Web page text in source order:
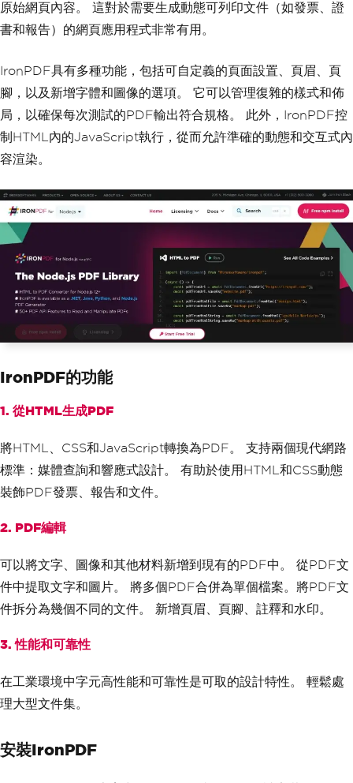
原始網頁內容。 這對於需要生成動態可列印文件（如發票、證
書和報告）的網頁應用程式非常有用。
IronPDF具有多種功能，包括可自定義的頁面設置、頁眉、頁
腳，以及新增字體和圖像的選項。 它可以管理復雜的樣式和佈
局，以確保每次測試的PDF輸出符合規格。 此外，IronPDF控
制HTML內的JavaScript執行，從而允許準確的動態和交互式內
容渲染。
IronPDF的功能
1. 從HTML生成PDF
將HTML、CSS和JavaScript轉換為PDF。 支持兩個現代網路
標準：媒體查詢和響應式設計。 有助於使用HTML和CSS動態
裝飾PDF發票、報告和文件。
2. PDF編輯
可以將文字、圖像和其他材料新增到現有的PDF中。 從PDF文
件中提取文字和圖片。 將多個PDF合併為單個檔案。將PDF文
件拆分為幾個不同的文件。 新增頁眉、頁腳、註釋和水印。
3. 性能和可靠性
在工業環境中字元高性能和可靠性是可取的設計特性。 輕鬆處
理大型文件集。
安裝IronPDF